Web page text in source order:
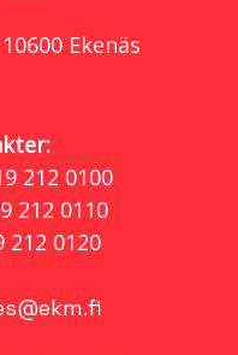
Ekenäs
212 0100
212 0110
212 0120